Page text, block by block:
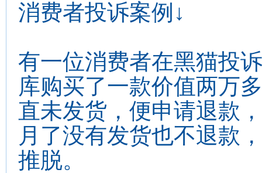
消费者投诉案例↓
有一位消费者在黑猫投
库购买了一款价值两万
直未发货，便申请退款
月了没有发货也不退款
推脱。